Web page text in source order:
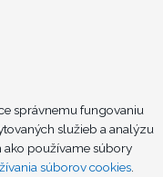
správnemu fungovaniu
služieb a analýzu
ako používame súbory
súborov cookies